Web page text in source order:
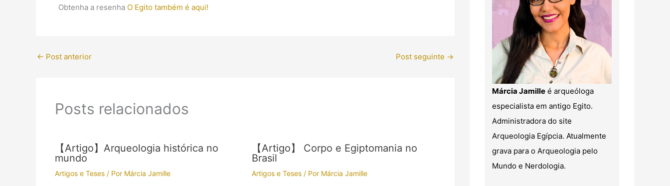
Obtenha a resenha O Egito também é aqui!
← Post anterior Post seguinte →
Posts relacionados
【Artigo】Arqueologia histórica no
mundo
Artigos e Teses/ Por Márcia Jamille
【Artigo】 Corpo e Egiptomania no
Brasil
Artigos e Teses/ Por Márcia Jamille
Márcia Jamille é arqueóloga
especialista em antigo Egito.
Administradora do site
Arqueologia Egípcia. Atualmente
grava para o Arqueologia pelo
Mundo e Nerdologia.